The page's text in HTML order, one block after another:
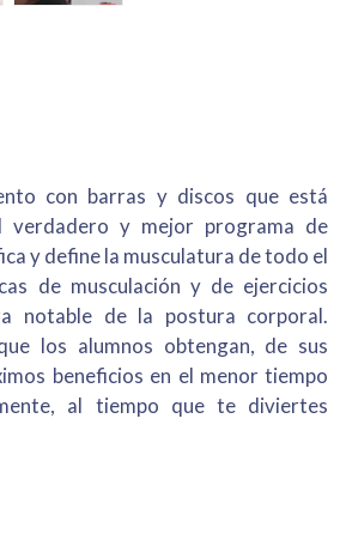
con barras y discos que está
y mejor programa de
y define la musculatura de todo el
de musculación y de ejercicios
notable de la postura corporal.
los alumnos obtengan, de sus
beneficios en el menor tiempo
al tiempo que te diviertes